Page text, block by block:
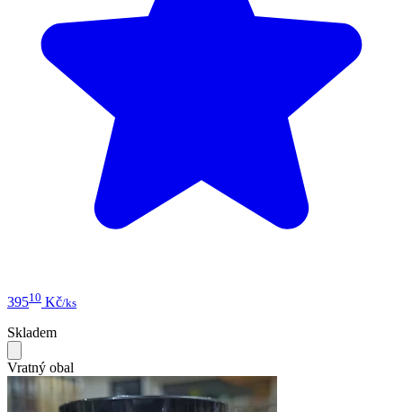
39510 Kč/ks
Skladem
Vratný obal